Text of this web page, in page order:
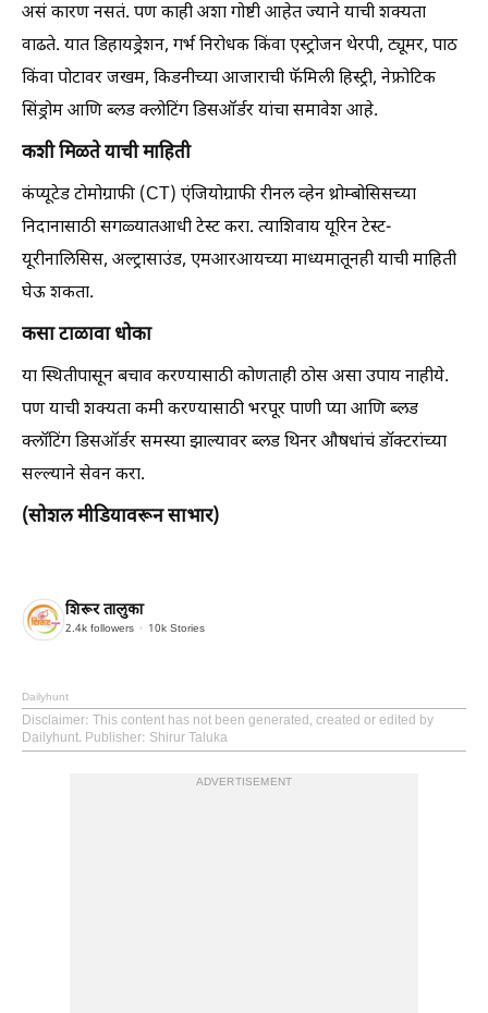
असं कारण नसतं. पण काही अशा गोष्टी आहेत ज्याने याची शक्यता
वाढते. यात डिहायड्रेशन, गर्भ निरोधक किंवा एस्ट्रोजन थेरपी, ट्यूमर, पाठ
किंवा पोटावर जखम, किडनीच्या आजाराची फॅमिली हिस्ट्री, नेफ्रोटिक
सिंड्रोम आणि ब्लड क्लोटिंग डिसऑर्डर यांचा समावेश आहे.
कशी मिळते याची माहिती
कंप्यूटेड टोमोग्राफी (CT) एंजियोग्राफी रीनल व्हेन थ्रोम्बोसिसच्या
निदानासाठी सगळ्यातआधी टेस्ट करा. त्याशिवाय यूरिन टेस्ट-
यूरीनालिसिस, अल्ट्रासाउंड, एमआरआयच्या माध्यमातूनही याची माहिती
घेऊ शकता.
कसा टाळावा धोका
या स्थितीपासून बचाव करण्यासाठी कोणताही ठोस असा उपाय नाहीये.
पण याची शक्यता कमी करण्यासाठी भरपूर पाणी प्या आणि ब्लड
क्लॉटिंग डिसऑर्डर समस्या झाल्यावर ब्लड थिनर औषधांचं डॉक्टरांच्या
सल्ल्याने सेवन करा.
(सोशल मीडियावरून साभार)
शिरूर तालुका
2.4k followers 10k Stories
Dailyhunt
Disclaimer: This content has not been generated, created or edited by
Dailyhunt. Publisher: Shirur Taluka
ADVERTISEMENT